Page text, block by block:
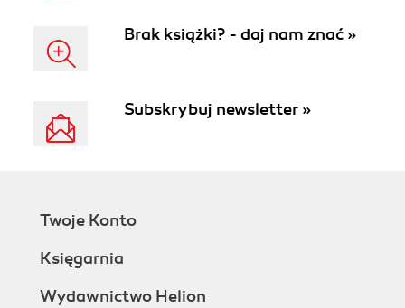
Brak książki? - daj nam znać »
Subskrybuj newsletter »
Twoje Konto
Księgarnia
Wydawnictwo Helion